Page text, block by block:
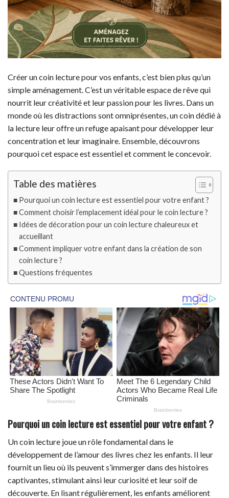
Créer un coin lecture pour vos enfants, c’est bien plus qu’un
simple aménagement. C’est un véritable espace de rêve qui
nourrit leur créativité et leur passion pour les livres. Dans un
monde où les distractions sont omniprésentes, un coin dédié à
la lecture leur offre un refuge apaisant pour développer leur
concentration et leur imaginaire. Ensemble, découvrons
pourquoi cet espace est essentiel et comment le concevoir.
Table des matières
Pourquoi un coin lecture est essentiel pour votre enfant ?
Comment choisir l’emplacement idéal pour le coin lecture ?
Idées de décoration pour un coin lecture chaleureux et
accueillant
Comment impliquer votre enfant dans la création de son
coin lecture ?
Questions fréquentes
Pourquoi un coin lecture est essentiel pour votre enfant ?
Un coin lecture joue un rôle fondamental dans le
développement de l’amour des livres chez les enfants. Il leur
fournit un lieu où ils peuvent s’immerger dans des histoires
captivantes, stimulant ainsi leur curiosité et leur soif de
découverte. En lisant régulièrement, les enfants améliorent